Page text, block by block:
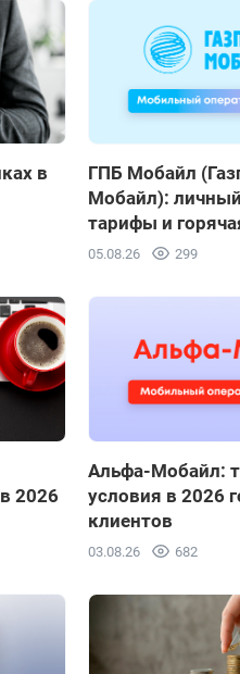
в
ГПБ Мобайл
Мобайл):
тарифы и
05.08.26 299
2026
Альфа-Мобайл:
условия в 2026
клиентов
03.08.26 682